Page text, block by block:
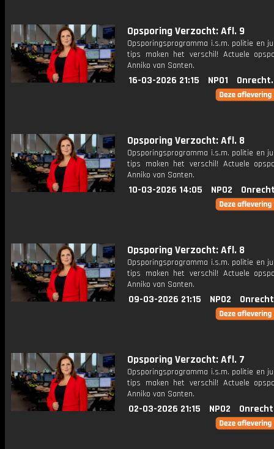
Opsporing Verzocht: Afl. 9
Opsporingsprogramma i.s.m. politie en
tips maken het verschil! Actuele
Anniko van Santen.
16-03-2026 21:15 NPO1
Opsporing Verzocht: Afl. 8
Opsporingsprogramma i.s.m. politie en
tips maken het verschil! Actuele
Anniko van Santen.
10-03-2026 14:05 NPO2
Opsporing Verzocht: Afl. 8
Opsporingsprogramma i.s.m. politie en
tips maken het verschil! Actuele
Anniko van Santen.
09-03-2026 21:15 NPO2
Opsporing Verzocht: Afl. 7
Opsporingsprogramma i.s.m. politie en
tips maken het verschil! Actuele
Anniko van Santen.
02-03-2026 21:15 NPO2